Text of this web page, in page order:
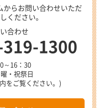
からお問い合わせいただ
ください。
合わせ
319-1300
～16：30
・祝祭日
をご覧ください。)